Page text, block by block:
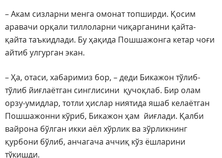
– Акам сизларни менга омонат топширди. Қосим
аравачи орқали тиллоларни чиқарганини қайта-
қайта таъкидлади. Бу ҳақида Пошшажонга кетар чоғи
айтиб улгурган экан.
– Ҳа, отаси, хабаримиз бор, – деди Бикажон тўлиб-
тўлиб йиғлаётган синглисини қучоқлаб. Бир олам
орзу-умидлар, тотли ҳислар ниятида яшаб келаётган
Пошшажонни кўриб, Бикажон ҳам йиғлади. Қалби
вайрона бўлган икки аёл хўрлик ва зўрликнинг
қурбони бўлиб, анчагача аччиқ кўз ёшларини
тўкишди.